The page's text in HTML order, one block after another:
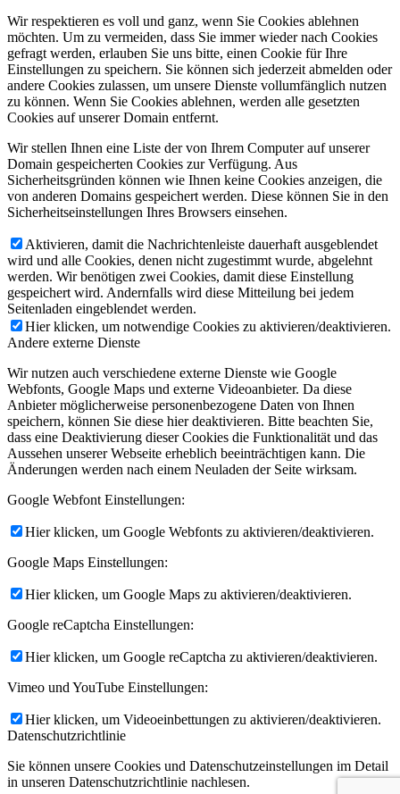
Wir respektieren es voll und ganz, wenn Sie Cookies ablehnen
möchten. Um zu vermeiden, dass Sie immer wieder nach Cookies
gefragt werden, erlauben Sie uns bitte, einen Cookie für Ihre
Einstellungen zu speichern. Sie können sich jederzeit abmelden oder
andere Cookies zulassen, um unsere Dienste vollumfänglich nutzen
zu können. Wenn Sie Cookies ablehnen, werden alle gesetzten
Cookies auf unserer Domain entfernt.
Wir stellen Ihnen eine Liste der von Ihrem Computer auf unserer
Domain gespeicherten Cookies zur Verfügung. Aus
Sicherheitsgründen können wie Ihnen keine Cookies anzeigen, die
von anderen Domains gespeichert werden. Diese können Sie in den
Sicherheitseinstellungen Ihres Browsers einsehen.
Aktivieren, damit die Nachrichtenleiste dauerhaft ausgeblendet
wird und alle Cookies, denen nicht zugestimmt wurde, abgelehnt
werden. Wir benötigen zwei Cookies, damit diese Einstellung
gespeichert wird. Andernfalls wird diese Mitteilung bei jedem
Seitenladen eingeblendet werden.
Hier klicken, um notwendige Cookies zu aktivieren/deaktivieren.
Andere externe Dienste
Wir nutzen auch verschiedene externe Dienste wie Google
Webfonts, Google Maps und externe Videoanbieter. Da diese
Anbieter möglicherweise personenbezogene Daten von Ihnen
speichern, können Sie diese hier deaktivieren. Bitte beachten Sie,
dass eine Deaktivierung dieser Cookies die Funktionalität und das
Aussehen unserer Webseite erheblich beeinträchtigen kann. Die
Änderungen werden nach einem Neuladen der Seite wirksam.
Google Webfont Einstellungen:
Hier klicken, um Google Webfonts zu aktivieren/deaktivieren.
Google Maps Einstellungen:
Hier klicken, um Google Maps zu aktivieren/deaktivieren.
Google reCaptcha Einstellungen:
Hier klicken, um Google reCaptcha zu aktivieren/deaktivieren.
Vimeo und YouTube Einstellungen:
Hier klicken, um Videoeinbettungen zu aktivieren/deaktivieren.
Datenschutzrichtlinie
Sie können unsere Cookies und Datenschutzeinstellungen im Detail
in unseren Datenschutzrichtlinie nachlesen.